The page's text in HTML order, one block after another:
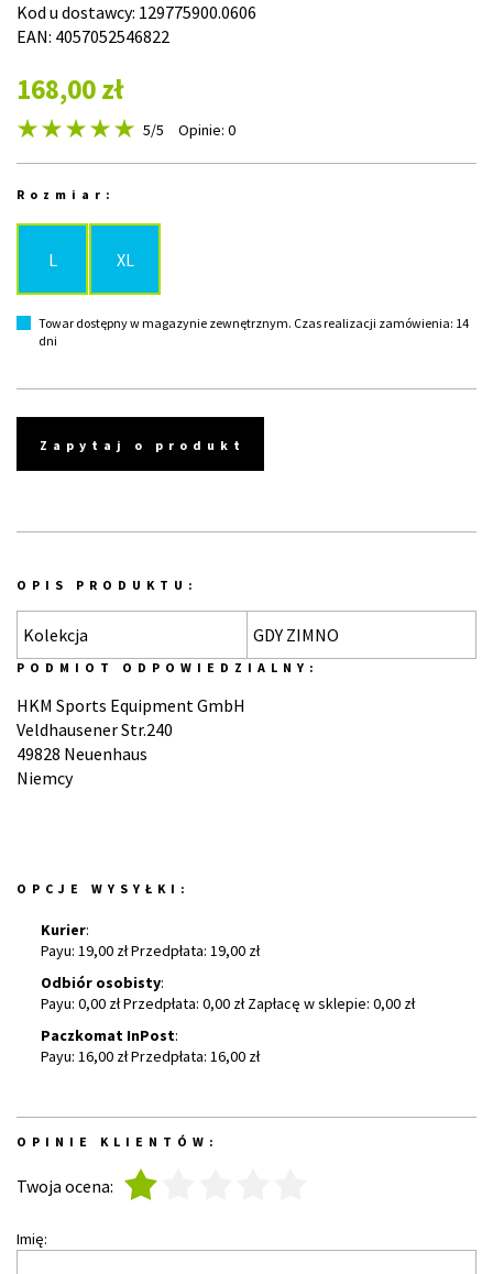
Kod u dostawcy: 129775900.0606
EAN: 4057052546822
168,00 zł
5/5 Opinie: 0
Rozmiar:
L XL
Towar dostępny w magazynie zewnętrznym. Czas realizacji zamówienia: 14
dni
Zapytaj o produkt
OPIS PRODUKTU:
Kolekcja GDY ZIMNO
PODMIOT ODPOWIEDZIALNY:
HKM Sports Equipment GmbH
Veldhausener Str.240
49828 Neuenhaus
Niemcy
OPCJE WYSYŁKI:
Kurier:
Payu: 19,00 zł Przedpłata: 19,00 zł
Odbiór osobisty:
Payu: 0,00 zł Przedpłata: 0,00 zł Zapłacę w sklepie: 0,00 zł
Paczkomat InPost:
Payu: 16,00 zł Przedpłata: 16,00 zł
OPINIE KLIENTÓW:
Twoja ocena:
Imię: